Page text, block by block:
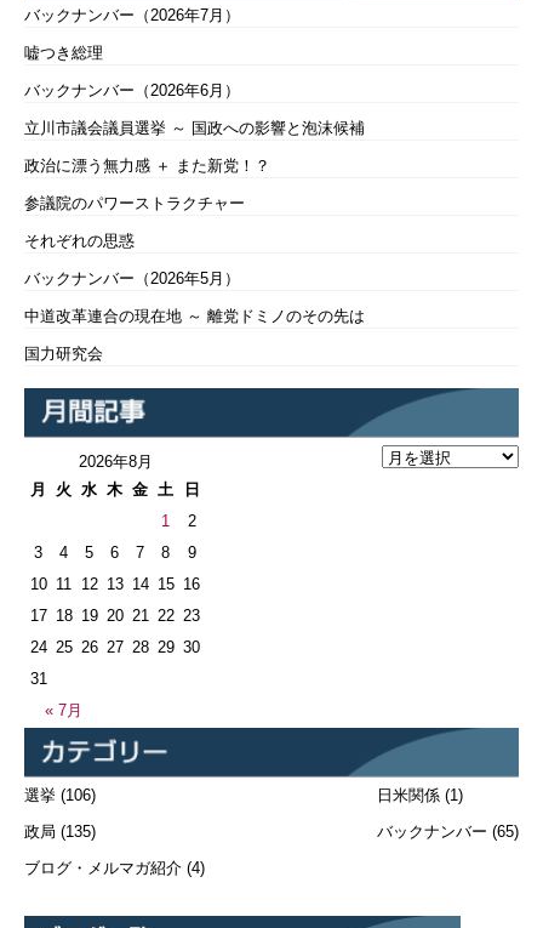
バックナンバー（2026年7月）
嘘つき総理
バックナンバー（2026年6月）
立川市議会議員選挙 ～ 国政への影響と泡沫候補
政治に漂う無力感 ＋ また新党！？
参議院のパワーストラクチャー
それぞれの思惑
バックナンバー（2026年5月）
中道改革連合の現在地 ～ 離党ドミノのその先は
国力研究会
2026年8月
月
火 水 木 金 土 日
« 7月
1
2
3
4 5 6 7 8
9
10 11 12 13 14 15 16
17 18 19 20 21 22 23
24 25 26 27 28 29 30
31
選挙 (106)
政局 (135)
ブログ・メルマガ紹介 (4)
日米関係 (1)
バックナンバー (65)